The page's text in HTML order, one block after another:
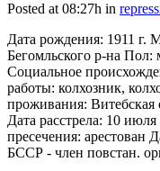
Posted at 08:27h in
Дата рождения: 1911 г.
Бегомльского р-на
Социальное
работы: колхозник,
проживания: Витебская
Дата расстрела: 10
пресечения: арестован
БССР - член повстан.